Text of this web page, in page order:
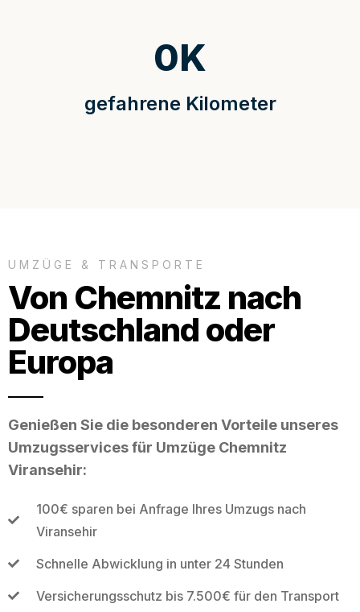
gefahrene Kilometer
0K
UMZÜGE & TRANSPORTE
Von Chemnitz nach
Deutschland oder
Europa
Genießen Sie die besonderen Vorteile unseres
Umzugsservices für Umzüge Chemnitz
Viransehir:
100€ sparen bei Anfrage Ihres Umzugs nach
Viransehir
Schnelle Abwicklung in unter 24 Stunden
Versicherungsschutz bis 7.500€ für den Transport